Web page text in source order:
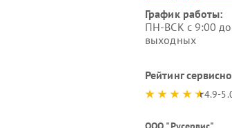
График работы:
ПН-ВСК с 9:00
выходных
Рейтинг
4.9-